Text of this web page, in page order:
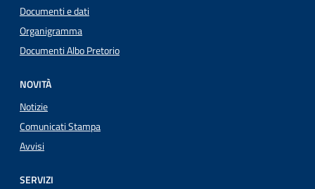
Documenti e dati
Organigramma
Documenti Albo Pretorio
NOVITÀ
Notizie
Comunicati Stampa
Avvisi
SERVIZI